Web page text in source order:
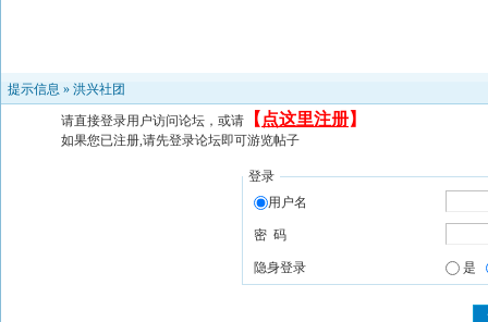
提示信息 » 洪兴社团
请直接登录用户访问论坛，或请 【 点这里注册】
如果您已注册,请先登录论坛即可游览帖子
登录
用户名
密 码
隐身登录 是